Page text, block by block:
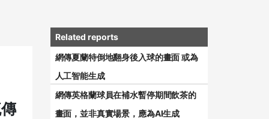
網傳夏蘭特倒地翻身後入球的畫面 或為
人工智能生成
網傳英格蘭球員在補水暫停期間飲茶的
畫面，並非真實場景，應為AI生成